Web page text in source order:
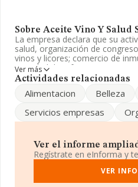
Sobre Aceite Vino Y Salud
La empresa declara que su
salud, organización de
vinos y licores; comercio de
actividad de referencia CNAE
actividad en mercados exteriores.
Ha contado con el mismo
Acerca de la información en
sectores las siguientes
Nikulina S.L; por debajo de la
Health S.L. En 2024, en el
303.948 al 292.600. La lista de
Cebreros S.LyYiyito 2021 S.L
Ver más
Actividades relacionadas
Alimentacion Belleza
Servicios empresas
Ver el informe
Regístrate en eInforma y
VER